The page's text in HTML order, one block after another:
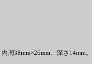
38mm×26mm、深さ14mm。